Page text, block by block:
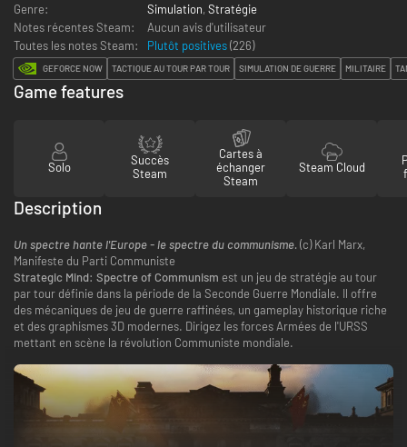
Genre:
Simulation, Stratégie
Notes récentes Steam:
Aucun avis d'utilisateur
Toutes les notes Steam:
Plutôt positives(226)
GEFORCE NOW TACTIQUE AU TOUR PAR TOUR SIMULATION DE GUERRE MILITAIRE
Game features
Solo
Succès
Steam
Cartes à
échanger
Steam
Steam Cloud
Description
Un spectre hante l'Europe - le spectre du communisme. (c) Karl Marx,
Manifeste du Parti Communiste
Strategic Mind: Spectre of Communism est un jeu de stratégie au tour
par tour définie dans la période de la Seconde Guerre Mondiale. Il offre
des mécaniques de jeu de guerre raffinées, un gameplay historique riche
et des graphismes 3D modernes. Dirigez les forces Armées de l'URSS
mettant en scène la révolution Communiste mondiale.